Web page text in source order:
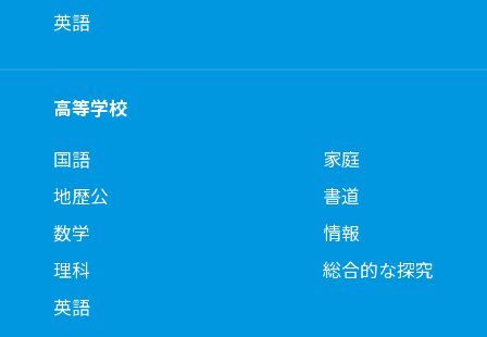
英語
高等学校
国語
地歴公
数学
理科
英語
家庭
書道
情報
総合的な探究